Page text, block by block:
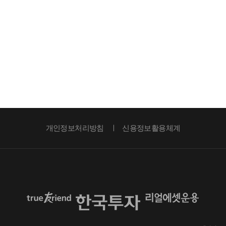
개인정보처리방침 신용정보활용체계